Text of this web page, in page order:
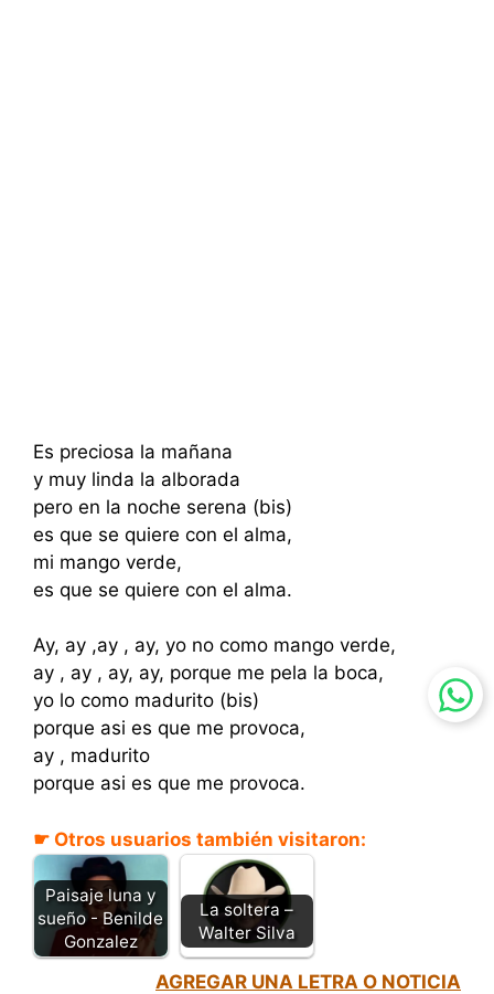
Es preciosa la mañana
y muy linda la alborada
pero en la noche serena (bis)
es que se quiere con el alma,
mi mango verde,
es que se quiere con el alma.
Ay, ay ,ay , ay, yo no como mango verde,
ay , ay , ay, ay, porque me pela la boca,
yo lo como madurito (bis)
porque asi es que me provoca,
ay , madurito
porque asi es que me provoca.
☛ Otros usuarios también visitaron:
Paisaje luna y
sueño - Benilde
Gonzalez
La soltera –
Walter Silva
AGREGAR UNA LETRA O NOTICIA